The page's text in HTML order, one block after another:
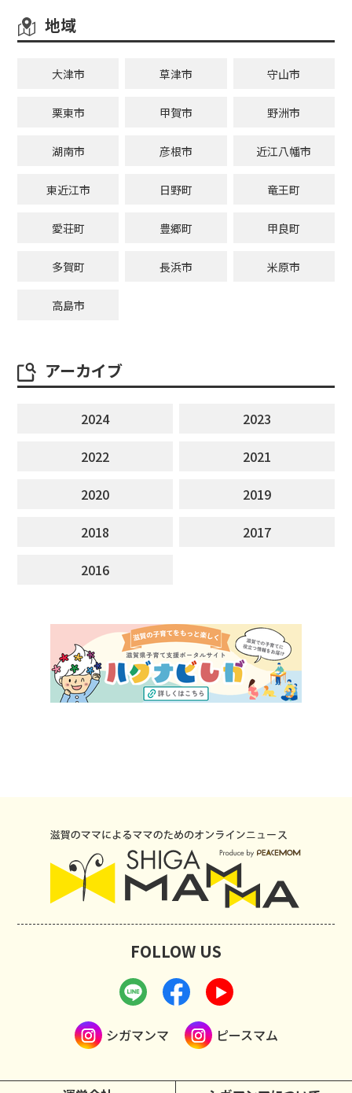
地域
大津市 草津市 守山市
栗東市 甲賀市 野洲市
湖南市 彦根市 近江八幡市
東近江市 日野町 竜王町
愛荘町 豊郷町 甲良町
多賀町 長浜市 米原市
高島市
アーカイブ
2024
2023
2022
2021
2020
2019
2018
2017
2016
FOLLOW US
シガマンマ ピースマム